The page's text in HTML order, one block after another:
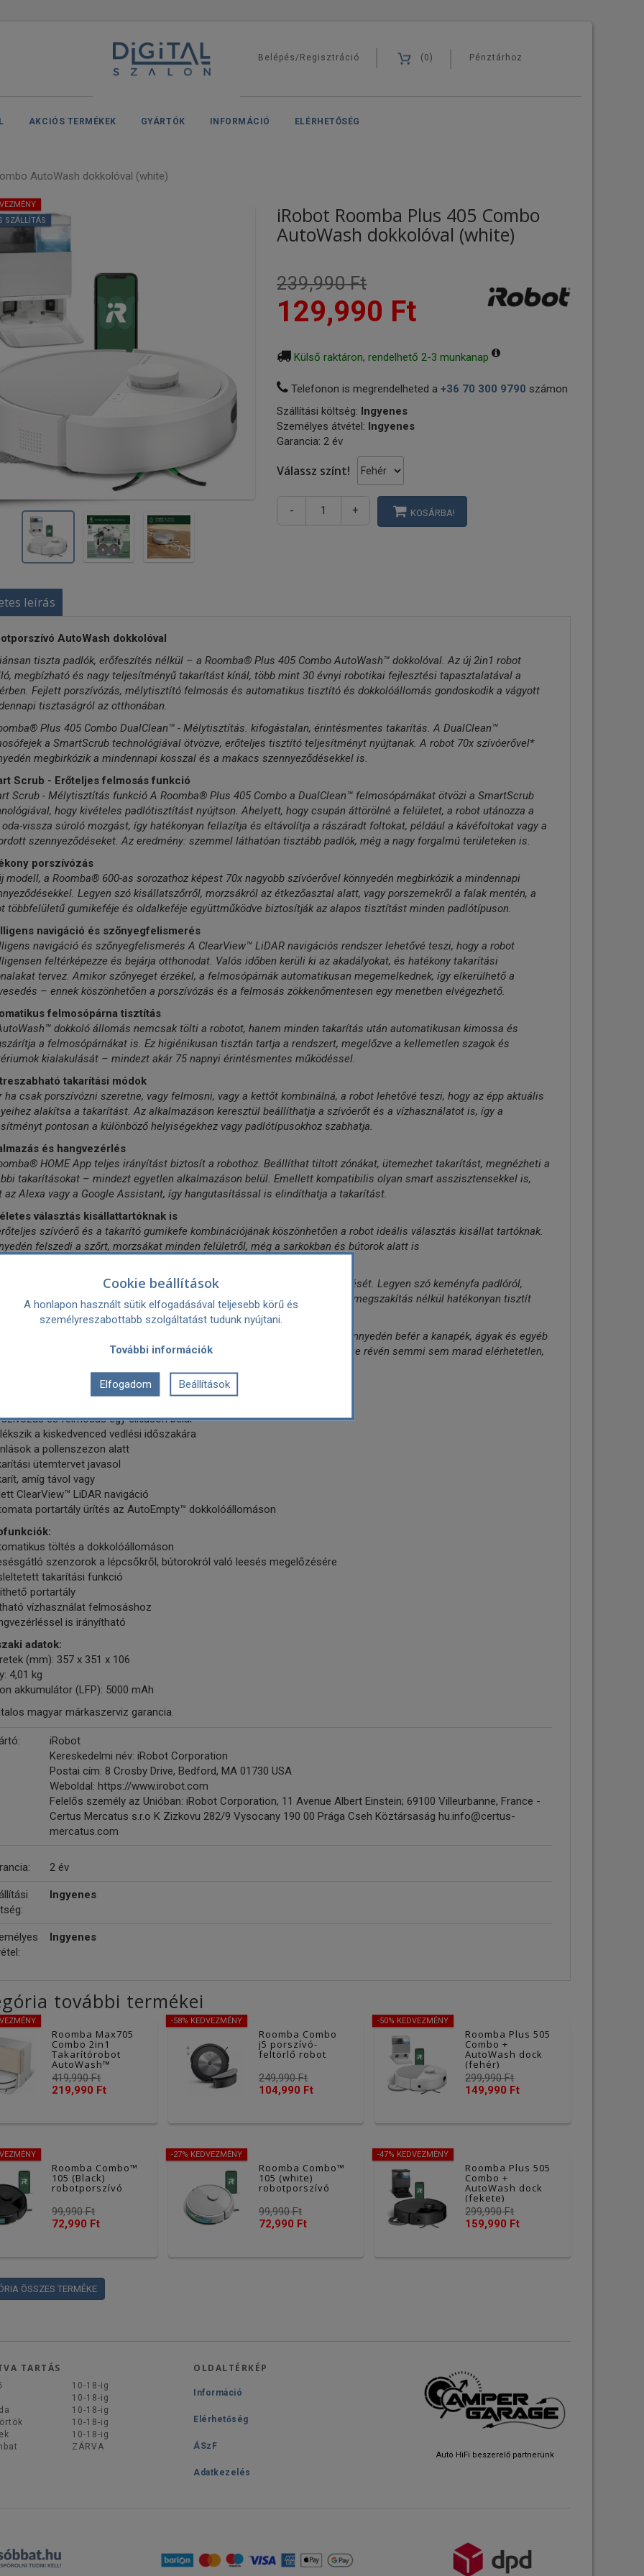
Belépés/Regisztráció (0) Pénztárhoz
AKCIÓS TERMÉKEK GYÁRTÓK INFORMÁCIÓ ELÉRHETŐSÉG
AutoWash dokkolóval (white)
SZÁLLÍTÁS
iRobot Roomba Plus 405 Combo
AutoWash dokkolóval (white)
239,990 Ft
129,990 Ft
Külső raktáron, rendelhető 2-3 munkanap
Telefonon is megrendelheted a+36 70 300 9790 számon
Szállítási költség: Ingyenes
Személyes átvétel: Ingyenes
Garancia: 2 év
Válassz színt!
- + KOSÁRBA!
leírás
AutoWash dokkolóval
tiszta padlók, erőfeszítés nélkül – a Roomba® Plus 405 Combo AutoWash™ dokkolóval. Az új 2in1 robot
megbízható és nagy teljesítményű takarítást kínál, több mint 30 évnyi robotikai fejlesztési tapasztalatával a
Fejlett porszívózás, mélytisztító felmosás és automatikus tisztító és dokkolóállomás gondoskodik a vágyott
tisztaságról az otthonában.
Plus 405 Combo DualClean™ - Mélytisztítás. kifogástalan, érintésmentes takarítás. A DualClean™
a SmartScrub technológiával ötvözve, erőteljes tisztító teljesítményt nyújtanak. A robot 70x szívóerővel*
megbirkózik a mindennapi kosszal és a makacs szennyeződésekkel is.
Scrub - Erőteljes felmosás funkció
Scrub - Mélytisztítás funkció A Roomba® Plus 405 Combo a DualClean™ felmosópárnákat ötvözi a SmartScrub
hogy kivételes padlótisztítást nyújtson. Ahelyett, hogy csupán áttörölné a felületet, a robot utánozza a
oda-vissza súroló mozgást, így hatékonyan fellazítja és eltávolítja a rászáradt foltokat, például a kávéfoltokat vagy a
szennyeződéseket. Az eredmény: szemmel láthatóan tisztább padlók, még a nagy forgalmú területeken is.
porszívózás
modell, a Roomba® 600-as sorozathoz képest 70x nagyobb szívóerővel könnyedén megbirkózik a mindennapi
Legyen szó kisállatszőrről, morzsákról az étkezőasztal alatt, vagy porszemekről a falak mentén, a
többfelületű gumikeféje és oldalkeféje együttműködve biztosítják az alapos tisztítást minden padlótípuson.
navigáció és szőnyegfelismerés
navigáció és szőnyegfelismerés A ClearView™ LiDAR navigációs rendszer lehetővé teszi, hogy a robot
feltérképezze és bejárja otthonodat. Valós időben kerüli ki az akadályokat, és hatékony takarítási
tervez. Amikor szőnyeget érzékel, a felmosópárnák automatikusan megemelkednek, így elkerülhető a
– ennek köszönhetően a porszívózás és a felmosás zökkenőmentesen egy menetben elvégezhető.
felmosópárna tisztítás
dokkoló állomás nemcsak tölti a robotot, hanem minden takarítás után automatikusan kimossa és
a felmosópárnákat is. Ez higiénikusan tisztán tartja a rendszert, megelőzve a kellemetlen szagok és
kialakulását – mindezt akár 75 napnyi érintésmentes működéssel.
takarítási módok
ha csak porszívózni szeretne, vagy felmosni, vagy a kettőt kombinálná, a robot lehetővé teszi, hogy az épp aktuális
alakítsa a takarítást. Az alkalmazáson keresztül beállíthatja a szívóerőt és a vízhasználatot is, így a
pontosan a különböző helyiségekhez vagy padlótípusokhoz szabhatja.
és hangvezérlés
HOME App teljes irányítást biztosít a robothoz. Beállíthat tiltott zónákat, ütemezhet takarítást, megnézheti a
takarításokat – mindezt egyetlen alkalmazáson belül. Emellett kompatibilis olyan smart asszisztensekkel is,
az Alexa vagy a Google Assistant, így hangutasítással is elindíthatja a takarítást.
választás kisállattartóknak is
szívóerő és a takarító gumikefe kombinációjának köszönhetően a robot ideális választás kisállat tartóknak.
felszedi a szőrt, morzsákat minden felületről, még a sarkokban és bútorok alatt is
érzékeli a padló felület típusát és automatikusan ehhez igazítja működését. Legyen szó keményfa padlóról,
vagy járólapról, zökkenőmentesen vált az egyes felületek között, és megszakítás nélkül hatékonyan tisztít
profilú kialakítás
10 cm-nél alig magasabb kialakításának köszönhetően a robot könnyedén befér a kanapék, ágyak és egyéb
bútorok alá – oda, ahol a por leggyakrabban megbújik. Kompakt mérete révén semmi sem marad elérhetetlen,
és felmosás egy cikluson belül
a kiskedvenced vedlési időszakára
a pollenszezon alatt
ütemtervet javasol
amíg távol vagy
ClearView™ LiDAR navigáció
portartály ürítés az AutoEmpty™ dokkolóállomáson
töltés a dokkolóállomáson
szenzorok a lépcsőkről, bútorokról való leesés megelőzésére
takarítási funkció
portartály
vízhasználat felmosáshoz
is irányítható
adatok:
(mm): 357 x 351 x 106
4,01 kg
akkumulátor (LFP): 5000 mAh
magyar márkaszerviz garancia.
iRobot
Kereskedelmi név: iRobot Corporation
Postai cím: 8 Crosby Drive, Bedford, MA 01730 USA
Weboldal: https://www.irobot.com
Felelős személy az Unióban: iRobot Corporation, 11 Avenue Albert Einstein; 69100 Villeurbanne, France -
Certus Mercatus s.r.o K Zizkovu 282/9 Vysocany 190 00 Prága Cseh Köztársaság hu.info@certus-
mercatus.com
2 év
Ingyenes
Ingyenes
további termékei
Roomba Max705
Combo 2in1
Takarítórobot
AutoWash™
Dokkolóval,
fehér
419,990 Ft
219,990 Ft
-58% KEDVEZMÉNY
Roomba Combo
j5 porszívó-
feltörlő robot
249,990 Ft
104,990 Ft
-50% KEDVEZMÉNY
Roomba Plus 505
Combo +
AutoWash dock
(fehér)
299,990 Ft
149,990 Ft
Roomba Combo™
105 (Black)
robotporszívó
99,990 Ft
72,990 Ft
-27% KEDVEZMÉNY
Roomba Combo™
105 (white)
robotporszívó
99,990 Ft
72,990 Ft
-47% KEDVEZMÉNY
Roomba Plus 505
Combo +
AutoWash dock
(fekete)
299,990 Ft
159,990 Ft
ÖSSZES TERMÉKE
TARTÁS
10-18-ig
10-18-ig
10-18-ig
10-18-ig
10-18-ig
ZÁRVA
OLDALTÉRKÉP
Információ
Elérhetőség
ÁSzF
Adatkezelés
Autó HiFi beszerelő partnerünk
Cookie beállítások
A honlapon használt sütik elfogadásával teljesebb körű és
személyreszabottabb szolgáltatást tudunk nyújtani.
További információk
Elfogadom Beállítások